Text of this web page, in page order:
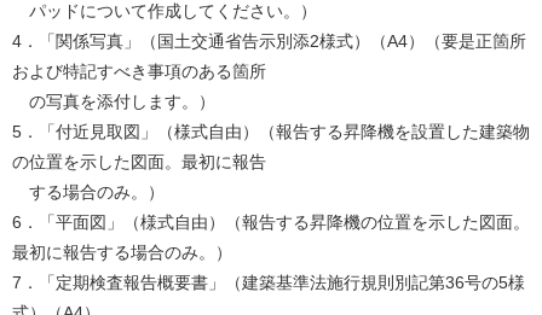
パッドについて作成してください。）
4．「関係写真」（国土交通省告示別添2様式）（A4）（要是正箇所
および特記すべき事項のある箇所
の写真を添付します。）
5．「付近見取図」（様式自由）（報告する昇降機を設置した建築物
の位置を示した図面。最初に報告
する場合のみ。）
6．「平面図」（様式自由）（報告する昇降機の位置を示した図面。
最初に報告する場合のみ。）
7．「定期検査報告概要書」（建築基準法施行規則別記第36号の5様